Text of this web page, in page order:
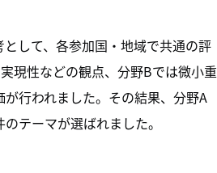
して、各参加国・地域で共通の評
現性などの観点、分野Bでは微小重
行われました。その結果、分野A
テーマが選ばれました。